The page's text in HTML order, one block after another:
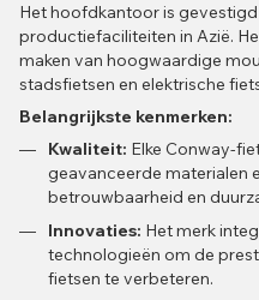
Het hoofdkantoor is
productiefaciliteiten in Azië.
maken van hoogwaardige
stadsfietsen en elektrische
Belangrijkste kenmerken:
Kwaliteit: Elke Conway-
geavanceerde materialen
betrouwbaarheid en
Innovaties: Het merk
technologieën om de
fietsen te verbeteren.